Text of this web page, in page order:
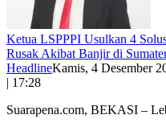
Ketua LSPPPI Usulkan 4
Rusak Akibat Banjir di
HeadlineKamis, 4 Desember
| 17:28
Suarapena.com, BEKASI –